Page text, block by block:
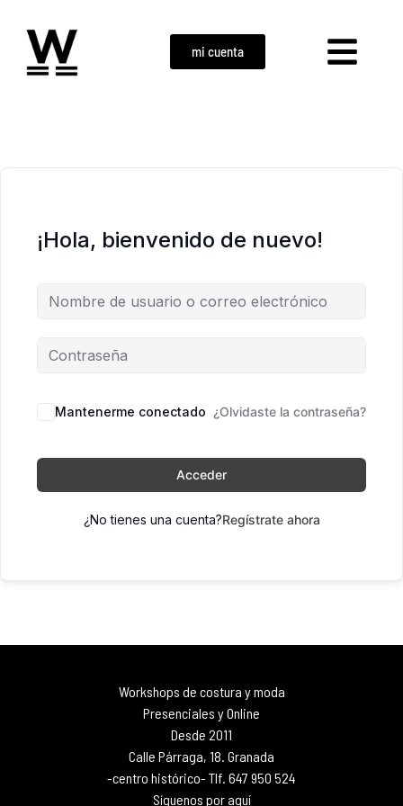
mi cuenta
¡Hola, bienvenido de nuevo!
Mantenerme conectado ¿Olvidaste la contraseña?
Acceder
¿No tienes una cuenta?Regístrate ahora
Workshops de costura y moda
Presenciales y Online
Desde 2011
Calle Párraga, 18. Granada
-centro histórico- Tlf. 647 950 524
Síguenos por aquí